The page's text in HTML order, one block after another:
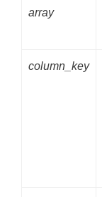
array
column_key